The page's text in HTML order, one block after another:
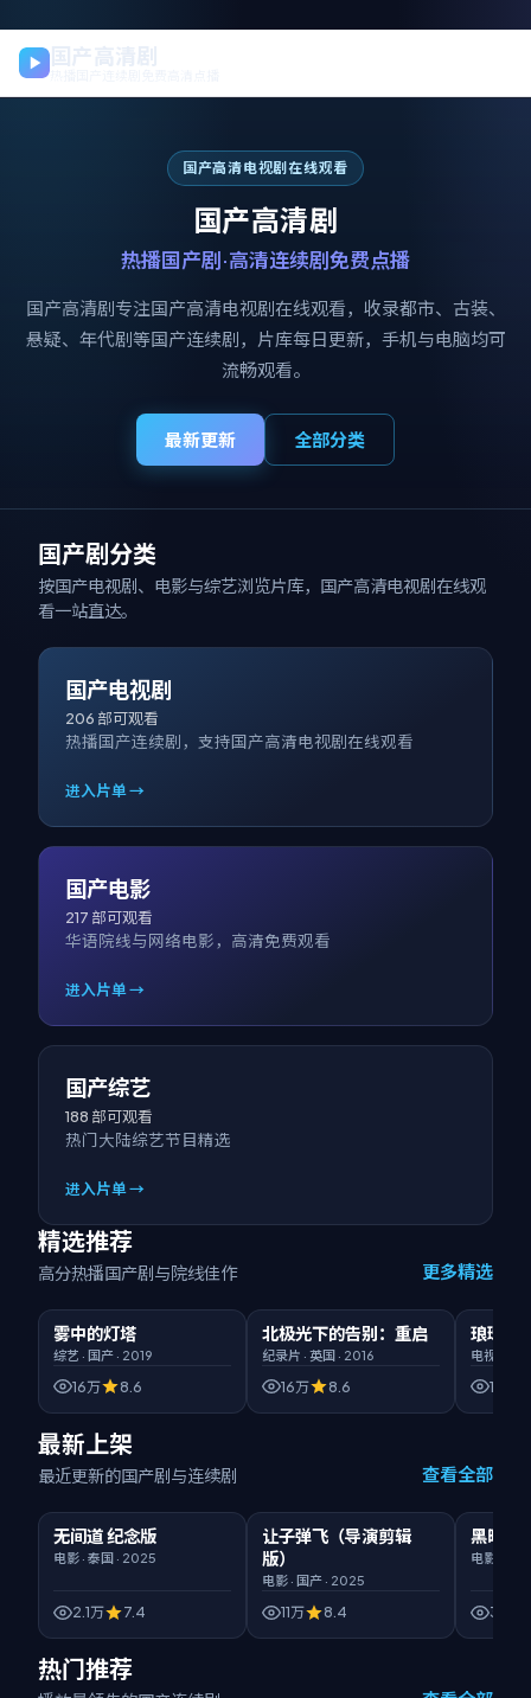
国产高清电视剧在线观看
国产高清剧
热播国产剧·高清连续剧免费点播
国产高清剧专注国产高清电视剧在线观看，收录都市、古装、
悬疑、年代剧等国产连续剧，片库每日更新，手机与电脑均可
流畅观看。
最新更新 全部分类
国产剧分类
按国产电视剧、电影与综艺浏览片库， 国产高清电视剧在线观
看一站直达。
国产电视剧
206 部可观看
热播国产连续剧，支持国产高清电视剧在线观看
进入片单 →
国产电影
217 部可观看
华语院线与网络电影，高清免费观看
进入片单 →
国产综艺
188 部可观看
热门大陆综艺节目精选
进入片单 →
精选推荐
高分热播国产剧与院线佳作 更多精选
精选
雾中的灯塔
综艺 · 国产 · 2019
16万 8.6
精选
北极光下的告别：重启
纪录片 · 英国 · 2016
16万 8.6
精选
琅琊榜
电视剧
16万
最新上架
最近更新的国产剧与连续剧 查看全部
无间道 纪念版
电影 · 泰国 · 2025
2.1万 7.4
新片
让子弹飞（导演剪辑
版）
电影 · 国产 · 2025
11万 8.4
黑暗荣
电影
3.6万
热门推荐